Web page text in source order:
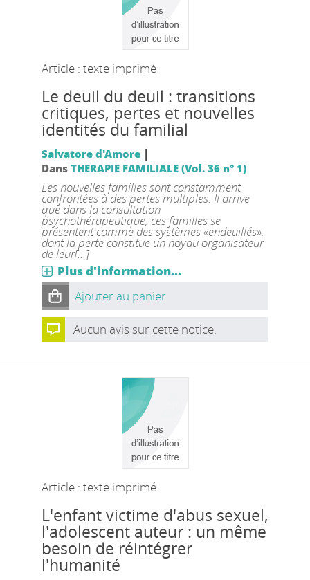
Article : texte imprimé
Le deuil du deuil : transitions
critiques, pertes et nouvelles
identités du familial
Salvatore d'Amore |
Dans THERAPIE FAMILIALE (Vol. 36 n° 1)
Les nouvelles familles sont constamment
confrontées à des pertes multiples. Il arrive
que dans la consultation
psychothérapeutique, ces familles se
présentent comme des systèmes «endeuillés»,
dont la perte constitue un noyau organisateur
de leur[...]
Plus d'information...
Ajouter au panier
Aucun avis sur cette notice.
Article : texte imprimé
L'enfant victime d'abus sexuel,
l'adolescent auteur : un même
besoin de réintégrer
l'humanité